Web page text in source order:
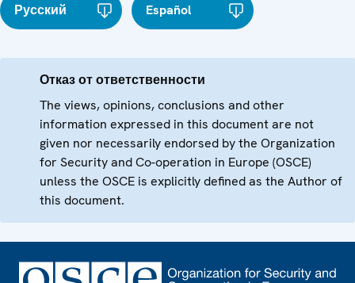
Русский Español
Отказ от ответственности
The views, opinions, conclusions and other
information expressed in this document are not
given nor necessarily endorsed by the Organization
for Security and Co-operation in Europe (OSCE)
unless the OSCE is explicitly defined as the Author of
this document.